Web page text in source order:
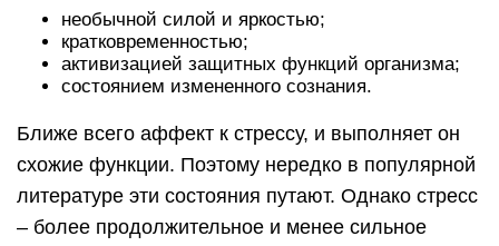
необычной силой и яркостью;
кратковременностью;
активизацией защитных функций организма;
состоянием измененного сознания.
Ближе всего аффект к стрессу, и выполняет он
схожие функции. Поэтому нередко в популярной
литературе эти состояния путают. Однако стресс
– более продолжительное и менее сильное